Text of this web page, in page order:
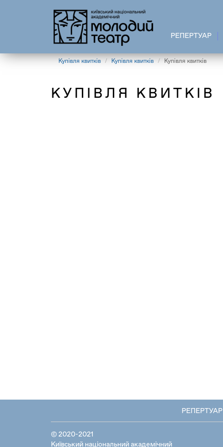
РЕПЕРТУАР
Купівля квитків Купівля квитків Купівля квитків
КУПІВЛЯ КВИТКІВ
РЕПЕРТУАР
© 2020-2021
Київський національний академічний